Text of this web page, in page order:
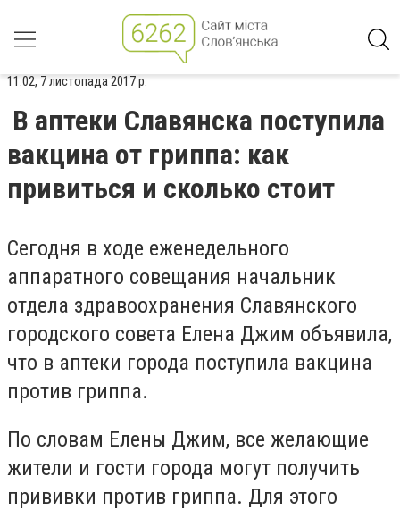
11:02, 7 листопада 2017 р.
В аптеки Славянска поступила
вакцина от гриппа: как
привиться и сколько стоит
Сегодня в ходе еженедельного
аппаратного совещания начальник
отдела здравоохранения Славянского
городского совета Елена Джим объявила,
что в аптеки города поступила вакцина
против гриппа.
По словам Елены Джим, все желающие
жители и гости города могут получить
прививки против гриппа. Для этого